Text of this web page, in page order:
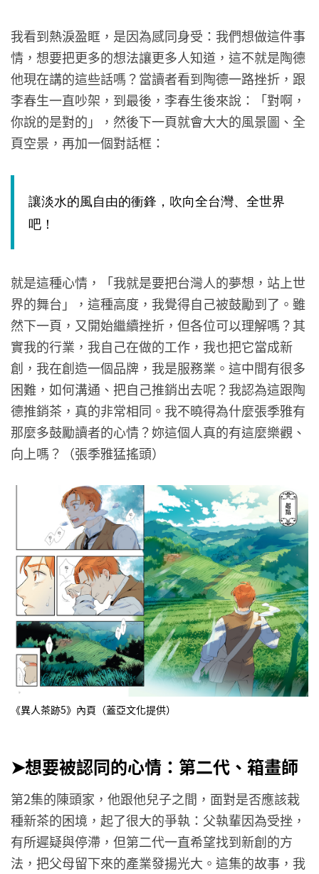
我看到熱淚盈眶，是因為感同身受：我們想做這件事
情，想要把更多的想法讓更多人知道，這不就是陶德
他現在講的這些話嗎？當讀者看到陶德一路挫折，跟
李春生一直吵架，到最後，李春生後來說：「對啊，
你說的是對的」，然後下一頁就會大大的風景圖、全
頁空景，再加一個對話框：
讓淡水的風自由的衝鋒，吹向全台灣、全世界
吧！
就是這種心情，「我就是要把台灣人的夢想，站上世
界的舞台」，這種高度，我覺得自己被鼓勵到了。雖
然下一頁，又開始繼續挫折，但各位可以理解嗎？其
實我的行業，我自己在做的工作，我也把它當成新
創，我在創造一個品牌，我是服務業。這中間有很多
困難，如何溝通、把自己推銷出去呢？我認為這跟陶
德推銷茶，真的非常相同。我不曉得為什麼張季雅有
那麼多鼓勵讀者的心情？妳這個人真的有這麼樂觀、
向上嗎？（張季雅猛搖頭）
《異人茶跡5》內頁（蓋亞文化提供）
➤想要被認同的心情：第二代、箱畫師
第2集的陳頭家，他跟他兒子之間，面對是否應該栽
種新茶的困境，起了很大的爭執：父執輩因為受挫，
有所遲疑與停滯，但第二代一直希望找到新創的方
法，把父母留下來的產業發揚光大。這集的故事，我